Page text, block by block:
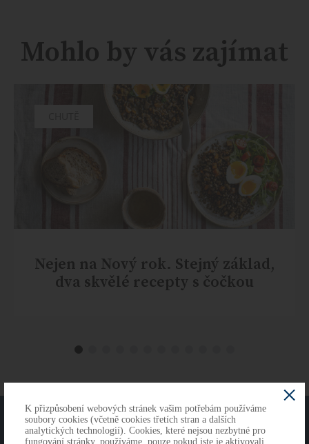
Mohlo by vás zajímat
Nejen na Nový rok. Stejný základ,
dva skvělé recepty s čočkou
O NÁS KONTAKTY
K přizpůsobení webových stránek vašim potřebám používáme
soubory cookies (včetně cookies třetích stran a dalších
analytických technologií). Cookies, které nejsou nezbytné pro
fungování stránky, používáme, pouze pokud jste je aktivovali.